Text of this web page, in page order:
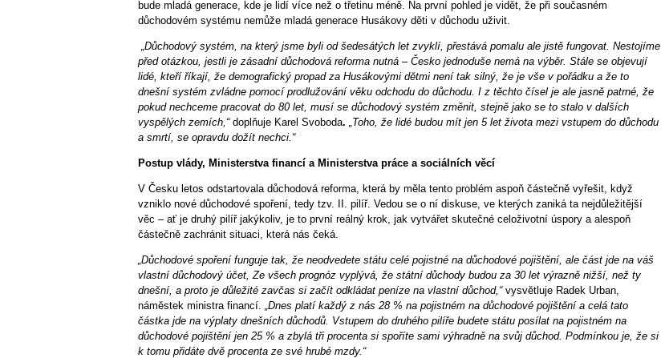
bude mladá generace, kde je lidí více než o třetinu méně. Na první pohled je vidět, že při současném
důchodovém systému nemůže mladá generace Husákovy děti v důchodu uživit.
„Důchodový systém, na který jsme byli od šedesátých let zvyklí, přestává pomalu ale jistě fungovat. Nestojíme
před otázkou, jestli je zásadní důchodová reforma nutná – Česko jednoduše nemá na výběr. Stále se objevují
lidé, kteří říkají, že demografický propad za Husákovými dětmi není tak silný, že je vše v pořádku a že to
dnešní systém zvládne pomocí prodlužování věku odchodu do důchodu. I z těchto čísel je ale jasně patrné, že
pokud nechceme pracovat do 80 let, musí se důchodový systém změnit, stejně jako se to stalo v dalších
vyspělých zemích,“doplňuje Karel Svoboda. „Toho, že lidé budou mít jen 5 let života mezi vstupem do důchodu
a smrtí, se opravdu dožít nechci.“
Postup vlády, Ministerstva financí a Ministerstva práce a sociálních věcí
V Česku letos odstartovala důchodová reforma, která by měla tento problém aspoň částečně vyřešit, když
vzniklo nové důchodové spoření, tedy tzv. II. pilíř. Vedou se o ní diskuse, ve kterých zaniká ta nejdůležitější
věc – ať je druhý pilíř jakýkoliv, je to první reálný krok, jak vytvářet skutečné celoživotní úspory a alespoň
částečně zachránit situaci, která nás čeká.
„Důchodové spoření funguje tak, že neodvedete státu celé pojistné na důchodové pojištění, ale část jde na váš
vlastní důchodový účet, Ze všech prognóz vyplývá, že státní důchody budou za 30 let výrazně nižší, než ty
dnešní, a proto je důležité zavčas si začít odkládat peníze na vlastní důchod,“ vysvětluje Radek Urban,
náměstek ministra financí. „Dnes platí každý z nás 28 % na pojistném na důchodové pojištění a celá tato
částka jde na výplaty dnešních důchodů. Vstupem do druhého pilíře budete státu posílat na pojistném na
důchodové pojištění jen 25 % a zbylá tři procenta si spoříte sami výhradně na svůj důchod. Podmínkou je, že si
k tomu přidáte dvě procenta ze své hrubé mzdy.“